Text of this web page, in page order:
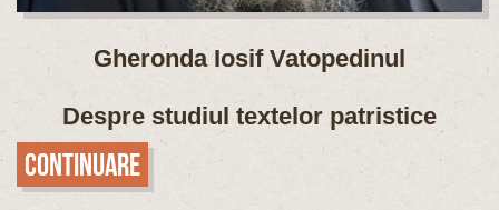
Gheronda Iosif Vatopedinul
Despre studiul textelor patristice
Continuare